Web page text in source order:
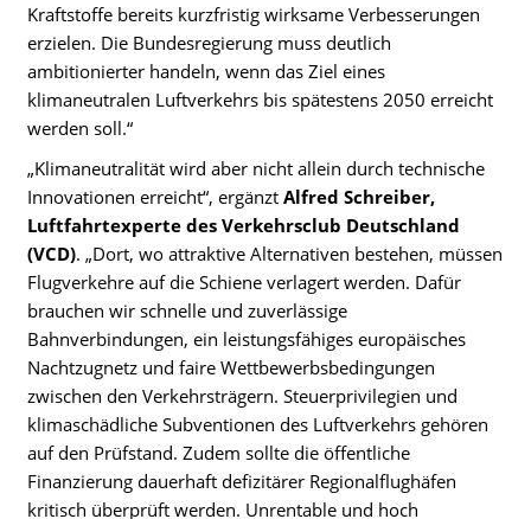
Kraftstoffe bereits kurzfristig wirksame Verbesserungen
erzielen. Die Bundesregierung muss deutlich
ambitionierter handeln, wenn das Ziel eines
klimaneutralen Luftverkehrs bis spätestens 2050 erreicht
werden soll.“
„Klimaneutralität wird aber nicht allein durch technische
Innovationen erreicht“, ergänzt Alfred Schreiber,
Luftfahrtexperte des Verkehrsclub Deutschland
(VCD). „Dort, wo attraktive Alternativen bestehen, müssen
Flugverkehre auf die Schiene verlagert werden. Dafür
brauchen wir schnelle und zuverlässige
Bahnverbindungen, ein leistungsfähiges europäisches
Nachtzugnetz und faire Wettbewerbsbedingungen
zwischen den Verkehrsträgern. Steuerprivilegien und
klimaschädliche Subventionen des Luftverkehrs gehören
auf den Prüfstand. Zudem sollte die öffentliche
Finanzierung dauerhaft defizitärer Regionalflughäfen
kritisch überprüft werden. Unrentable und hoch